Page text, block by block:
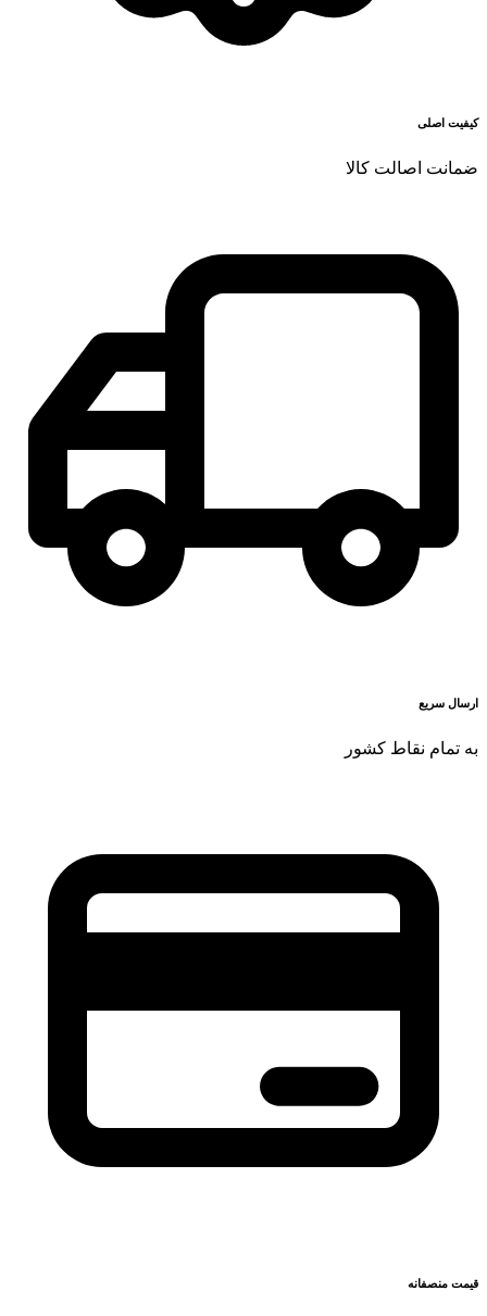
کیفیت اصلی
ضمانت اصالت کالا
ارسال سریع
به تمام نقاط کشور
قیمت منصفانه